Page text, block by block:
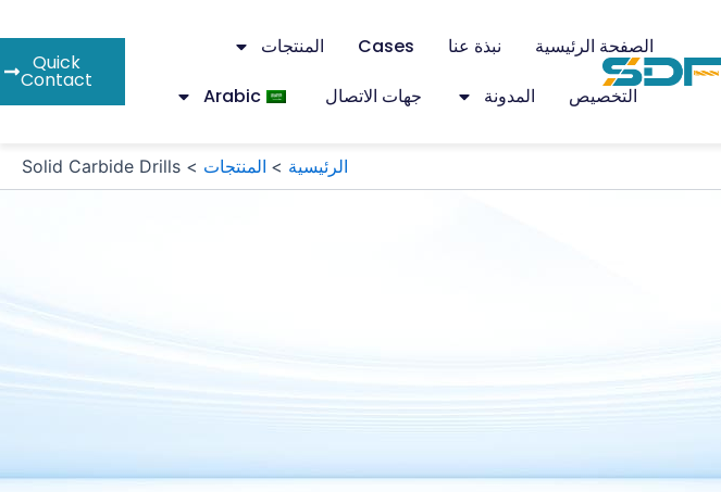
الصفحة الرئيسية نبذة عنا Cases
المنتجات
التخصيص
المدونة جهات الاتصال Arabic
Quick
Contact
الرئيسية المنتجات Solid Carbide Drills